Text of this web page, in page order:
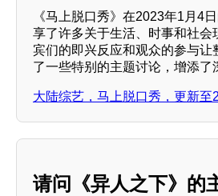
《马上脱口秀》在2023年1月4
享了许多关于生活、时事和社
宾们的即兴反应和观众的参与
了一些特别的主题讨论，增添了
大陆综艺，马上脱口秀，更新至
请问《异人之下》的